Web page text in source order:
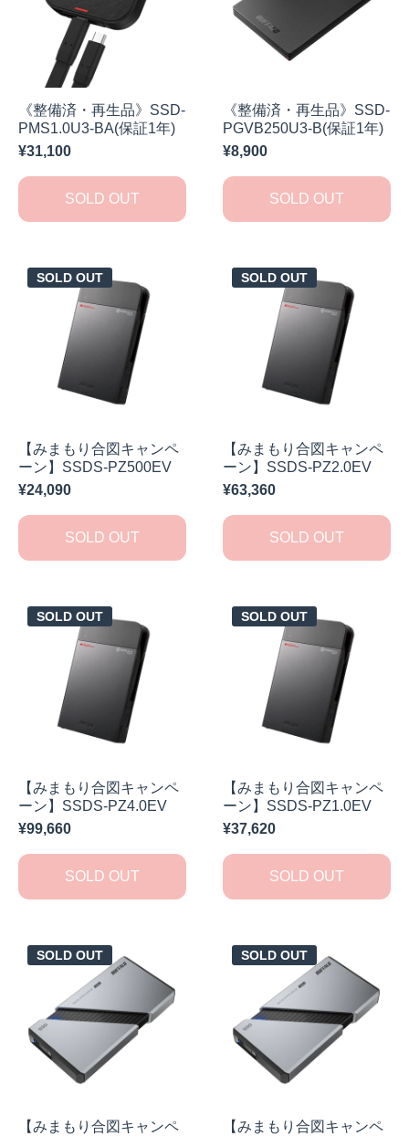
《整備済・再生品》SSD-
PMS1.0U3-BA(保証1年)
¥31,100
SOLD OUT
《整備済・再生品》SSD-
PGVB250U3-B(保証1年)
¥8,900
SOLD OUT
SOLD OUT
【みまもり合図キャンペ
ーン】SSDS-PZ500EV
¥24,090
SOLD OUT
SOLD OUT
【みまもり合図キャンペ
ーン】SSDS-PZ2.0EV
¥63,360
SOLD OUT
SOLD OUT
【みまもり合図キャンペ
ーン】SSDS-PZ4.0EV
¥99,660
SOLD OUT
SOLD OUT
【みまもり合図キャンペ
ーン】SSDS-PZ1.0EV
¥37,620
SOLD OUT
SOLD OUT
【みまもり合図キャンペ
SOLD OUT
【みまもり合図キャンペ